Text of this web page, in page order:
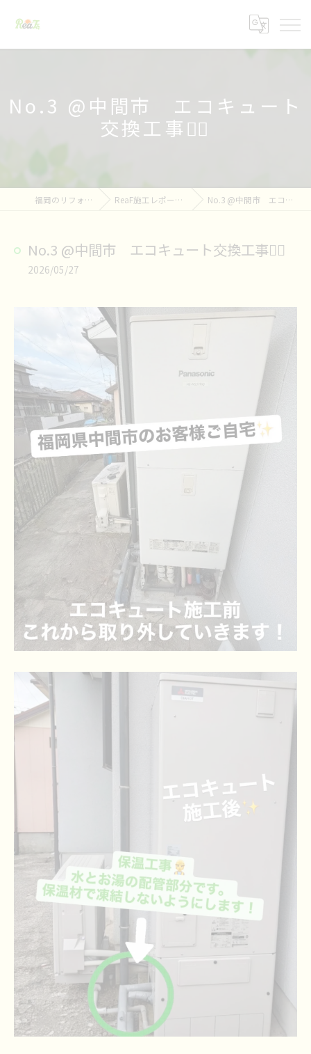
No.3 @中間市 エコキュート
交換工事👷‍♀️
福岡のリフォームならReaF ReaF施工レポート👷&お知らせ📢 No.3 @中間市 エコキュート交換工事👷‍♀️
No.3 @中間市 エコキュート交換工事👷‍♀️
2026/05/27